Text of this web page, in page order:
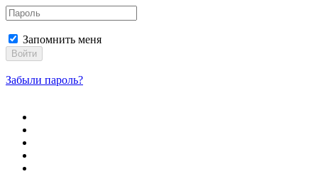
Запомнить меня
Войти
Забыли пароль?